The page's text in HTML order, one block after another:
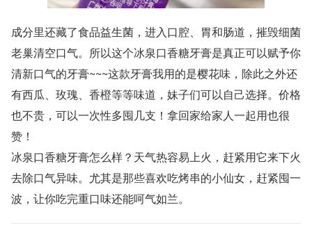
成分里还藏了食品益生菌，进入口腔、胃和肠道，摧毁细菌
老巢清空口气。所以这个冰泉口香糖牙膏是真正可以赋予你
清新口气的牙膏~~~这款牙膏我用的是樱花味，除此之外还
有西瓜、玫瑰、香橙等等味道，妹子们可以自己选择。价格
也不贵，可以一次性多囤几支！拿回家给家人一起用也很
赞！
冰泉口香糖牙膏怎么样？天气热容易上火，赶紧用它来下火
去除口气异味。尤其是那些喜欢吃烤串的小仙女，赶紧囤一
波，让你吃完重口味还能呵气如兰。